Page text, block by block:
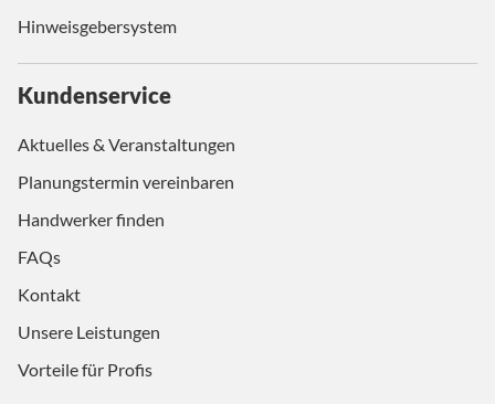
Hinweisgebersystem
Kundenservice
Aktuelles & Veranstaltungen
Planungstermin vereinbaren
Handwerker finden
FAQs
Kontakt
Unsere Leistungen
Vorteile für Profis